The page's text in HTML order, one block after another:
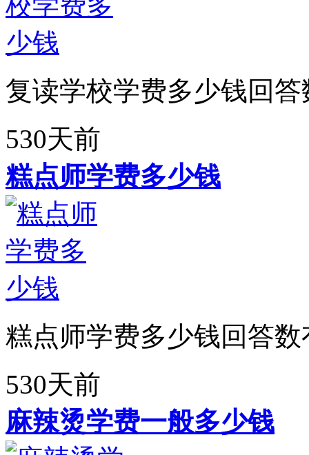
复读学校学费多少钱回答
530天前
糕点师学费多少钱
糕点师学费多少钱回答数
530天前
麻辣烫学费一般多少钱